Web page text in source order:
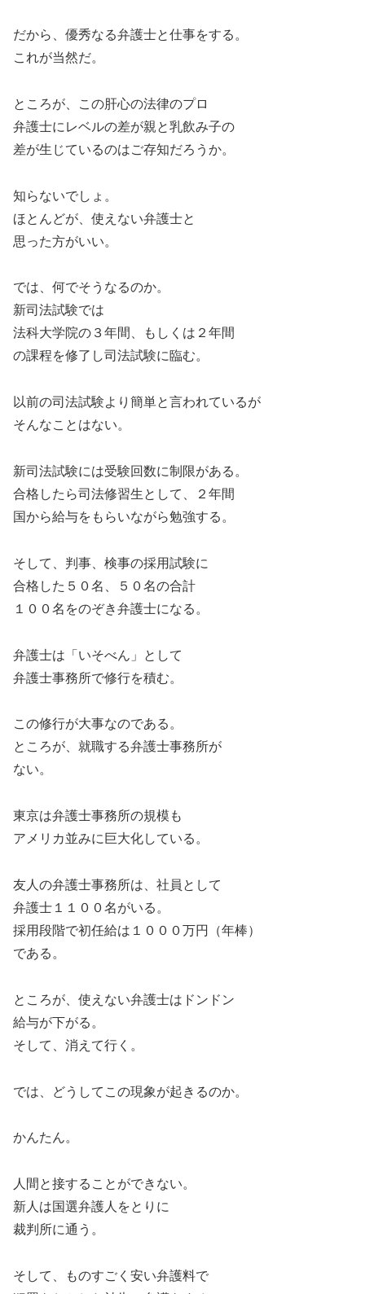
だから、優秀なる弁護士と仕事をする。
これが当然だ。
ところが、この肝心の法律のプロ
弁護士にレベルの差が親と乳飲み子の
差が生じているのはご存知だろうか。
知らないでしょ。
ほとんどが、使えない弁護士と
思った方がいい。
では、何でそうなるのか。
新司法試験では
法科大学院の３年間、もしくは２年間
の課程を修了し司法試験に臨む。
以前の司法試験より簡単と言われているが
そんなことはない。
新司法試験には受験回数に制限がある。
合格したら司法修習生として、２年間
国から給与をもらいながら勉強する。
そして、判事、検事の採用試験に
合格した５０名、５０名の合計
１００名をのぞき弁護士になる。
弁護士は「いそべん」として
弁護士事務所で修行を積む。
この修行が大事なのである。
ところが、就職する弁護士事務所が
ない。
東京は弁護士事務所の規模も
アメリカ並みに巨大化している。
友人の弁護士事務所は、社員として
弁護士１１００名がいる。
採用段階で初任給は１０００万円（年棒）
である。
ところが、使えない弁護士はドンドン
給与が下がる。
そして、消えて行く。
では、どうしてこの現象が起きるのか。
かんたん。
人間と接することができない。
新人は国選弁護人をとりに
裁判所に通う。
そして、ものすごく安い弁護料で